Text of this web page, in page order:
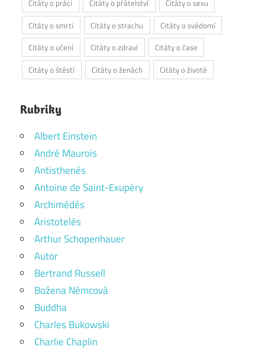
Citáty o práci Citáty o přátelství
Citáty o sexu
Citáty o smrti
Citáty o strachu
Citáty o svědomí
Citáty o učení
Citáty o zdraví
Citáty o čase
Citáty o štěstí
Citáty o ženách Citáty o životě
Rubriky
Albert Einstein
André Maurois
Antisthenés
Antoine de Saint-Exupéry
Archimédés
Aristotelés
Arthur Schopenhauer
Autor
Bertrand Russell
Božena Němcová
Buddha
Charles Bukowski
Charlie Chaplin